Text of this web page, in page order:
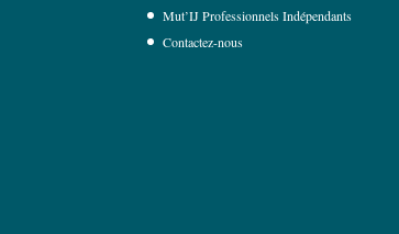
Mut’IJ Professionnels Indépendants
Contactez-nous